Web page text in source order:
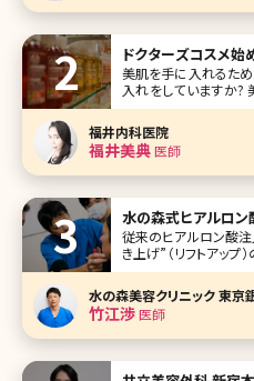
ドクターズコスメ始
美肌を手に入れるた
入れをしていますか?
肌を目指すのが近道
クターズコスメです。 ドクターズコスメとは皮膚科医などの
医師や医療機関が開発
福井内科医院
福井美典医師
水の森式ヒアルロン
従来のヒアルロン酸注
き上げ”（リフトアップ
ト。現在テレビや雑誌
水の森美容外科総院
ついて、他のエイジン
やすく解説していただ
水の森美容クリニック 東京
竹江渉医師